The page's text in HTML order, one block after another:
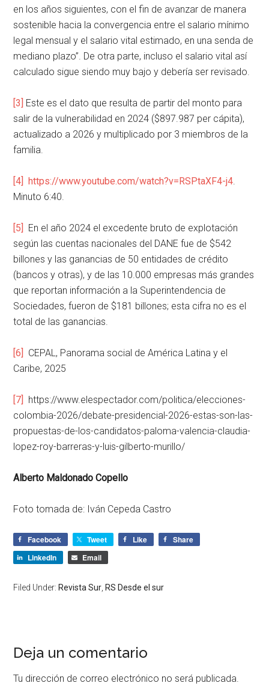
en los años siguientes, con el fin de avanzar de manera
sostenible hacia la convergencia entre el salario mínimo
legal mensual y el salario vital estimado, en una senda de
mediano plazo”. De otra parte, incluso el salario vital así
calculado sigue siendo muy bajo y debería ser revisado.
[3] Este es el dato que resulta de partir del monto para
salir de la vulnerabilidad en 2024 ($897.987 per cápita),
actualizado a 2026 y multiplicado por 3 miembros de la
familia.
[4] https://www.youtube.com/watch?v=RSPtaXF4-j4.
Minuto 6:40.
[5] En el año 2024 el excedente bruto de explotación
según las cuentas nacionales del DANE fue de $542
billones y las ganancias de 50 entidades de crédito
(bancos y otras), y de las 10.000 empresas más grandes
que reportan información a la Superintendencia de
Sociedades, fueron de $181 billones; esta cifra no es el
total de las ganancias.
[6] CEPAL, Panorama social de América Latina y el
Caribe, 2025
[7] https://www.elespectador.com/politica/elecciones-
colombia-2026/debate-presidencial-2026-estas-son-las-
propuestas-de-los-candidatos-paloma-valencia-claudia-
lopez-roy-barreras-y-luis-gilberto-murillo/
Alberto Maldonado Copello
Foto tomada de: Iván Cepeda Castro
Facebook Tweet Like
Share
LinkedIn
Email
Filed Under: Revista Sur RS Desde el sur
Deja un comentario
Tu dirección de correo electrónico no será publicada.